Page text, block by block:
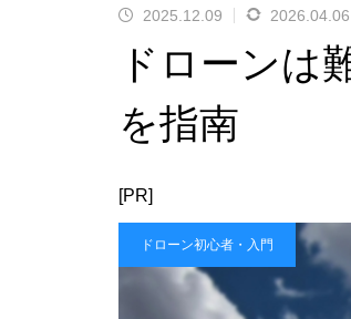
2025.12.09 2026.04.06
ドローンは
を指南
[PR]
ドローン初心者・入門